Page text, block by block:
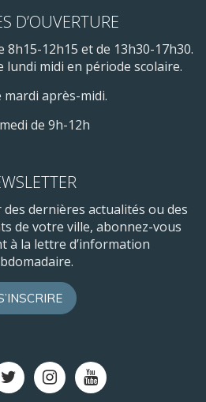
D’OUVERTURE
8h15-12h15 et de 13h30-17h30.
lundi midi en période scolaire.
mardi après-midi.
de 9h-12h
dernières actualités ou des
de votre ville, abonnez-vous
à la lettre d’information
Lien
vers
Lien
vers
Lien
vers